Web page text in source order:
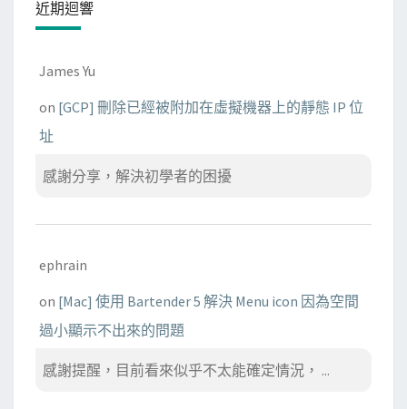
近期迴響
James Yu
on [GCP] 刪除已經被附加在虛擬機器上的靜態 IP 位
址
感謝分享，解決初學者的困擾
ephrain
on [Mac] 使用 Bartender 5 解決 Menu icon 因為空間
過小顯示不出來的問題
感謝提醒，目前看來似乎不太能確定情況， ...